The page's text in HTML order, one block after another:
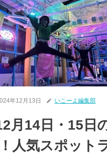
年12月13日 いこーよ編集部
月14日・15日
人気スポット